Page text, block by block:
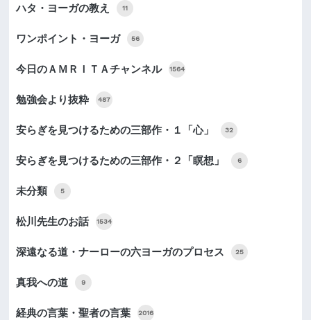
ハタ・ヨーガの教え 11
ワンポイント・ヨーガ 56
今日のＡＭＲＩＴＡチャンネル 1564
勉強会より抜粋 487
安らぎを見つけるための三部作・１「心」 32
安らぎを見つけるための三部作・２「瞑想」 6
未分類 5
松川先生のお話 1534
深遠なる道・ナーローの六ヨーガのプロセス 25
真我への道 9
経典の言葉・聖者の言葉 2016